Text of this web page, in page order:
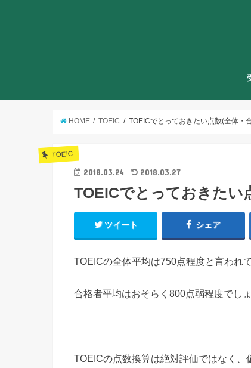
HOME TOEIC TOEICでとっておきたい点数(全体・
TOEIC
2018.03.24 2018.03.27
TOEICでとっておきたい
ツイート シェア
TOEICの全体平均は750点程度と言われ
合格者平均はおそらく800点弱程度でし
TOEICの点数換算は絶対評価ではなく、